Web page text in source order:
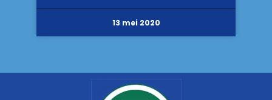
13 mei 2020